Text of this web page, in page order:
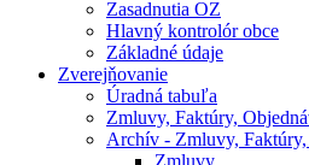
Zasadnutia OZ
Hlavný kontrolór obce
Základné údaje
Zverejňovanie
Úradná tabuľa
Zmluvy, Faktúry,
Archív - Zmluvy,
Zmluvy